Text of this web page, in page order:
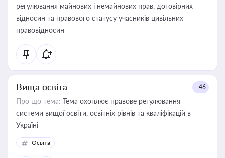
регулювання майнових і немайнових прав, договірних
відносин та правового статусу учасників цивільних
правовідносин
Вища освіта +46
Про що тема: Тема охоплює правове регулювання
системи вищої освіти, освітніх рівнів та кваліфікацій в
Україні
Освіта